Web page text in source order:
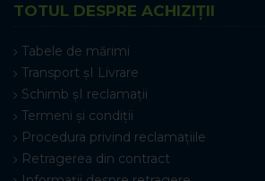
TOTUL DESPRE ACHIZIȚII
Tabele de mărimi
Transport șI Livrare
Schimb șI reclamații
Termeni și condiții
Procedura privind reclamațiile
Retragerea din contract